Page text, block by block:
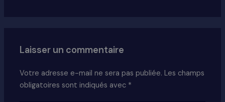
Laisser un commentaire
Votre adresse e-mail ne sera pas publiée. Les champs
obligatoires sont indiqués avec *